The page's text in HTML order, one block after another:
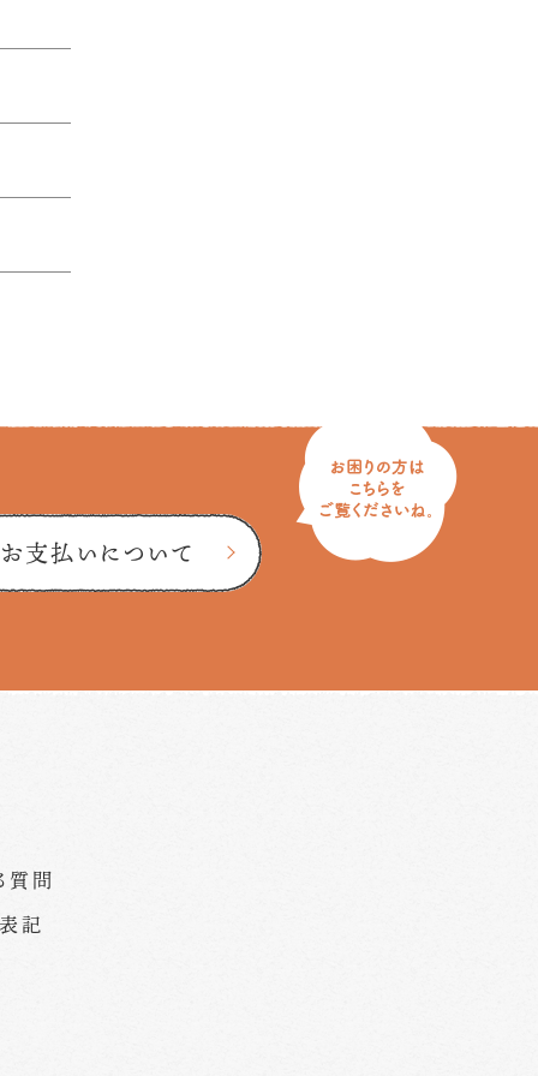
お支払いについて
質問
記